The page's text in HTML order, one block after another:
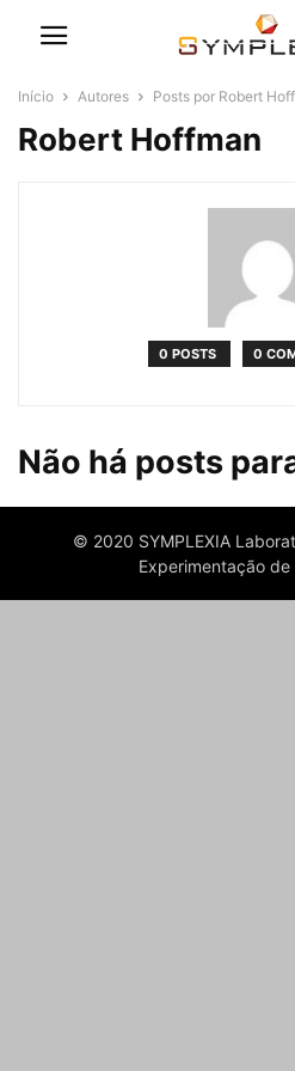
Início Autores Posts por Robert
Robert Hoffman
0 POSTS 0
Não há posts
© 2020 SYMPLEXIA
Experimentação